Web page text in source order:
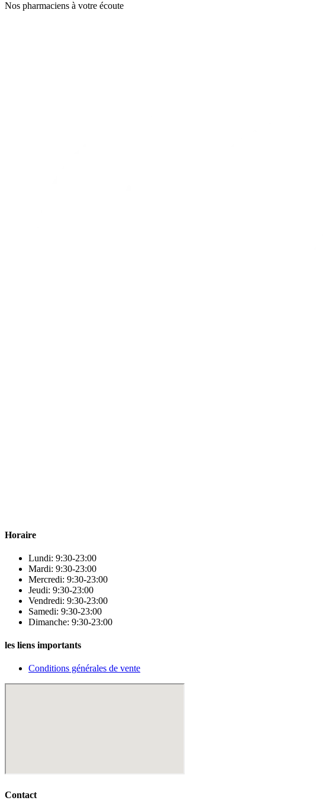
Nos pharmaciens à votre écoute
Horaire
Lundi: 9:30-23:00
Mardi: 9:30-23:00
Mercredi: 9:30-23:00
Jeudi: 9:30-23:00
Vendredi: 9:30-23:00
Samedi: 9:30-23:00
Dimanche: 9:30-23:00
les liens importants
Conditions générales de vente
Contact